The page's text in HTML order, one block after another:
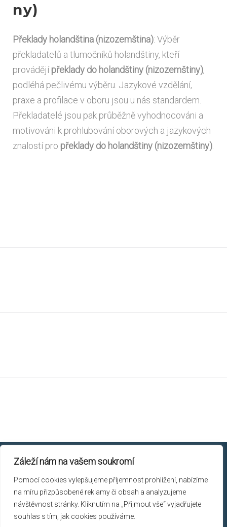
Záleží nám na vašem soukromí
Pomocí cookies vylepšujeme příjemnost prohlížení, nabízíme
na míru přizpůsobené reklamy či obsah a analyzujeme
návštěvnost stránky. Kliknutím na „Přijmout vše“ vyjadřujete
souhlas s tím, jak cookies používáme.
ny)
Překlady holandština (nizozemština): Výběr
překladatelů a tlumočníků holandštiny, kteří
provádějípřeklady do holandštiny (nizozemštiny),
podléhá pečlivému výběru. Jazykové vzdělání,
praxe a profilace v oboru jsou u nás standardem.
Překladatelé jsou pak průběžně vyhodnocováni a
motivováni k prohlubování oborových a jazykových
znalostí pro překlady do holandštiny (nizozemštiny)
+420 603 113 536
info@chicory.cz